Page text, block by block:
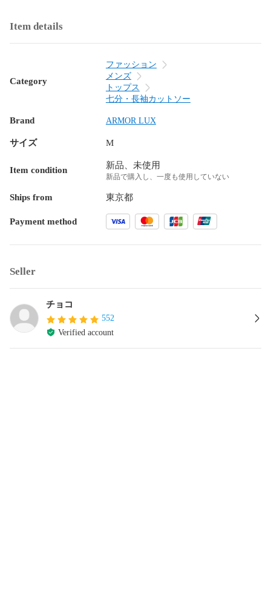
Item details
Category
ファッション
メンズ
トップス
七分・長袖カットソー
Brand ARMOR LUX
サイズ M
Item condition 新品、未使用
新品で購入し、一度も使用していない
Ships from 東京都
Payment method
Seller
チョコ
552
Verified account